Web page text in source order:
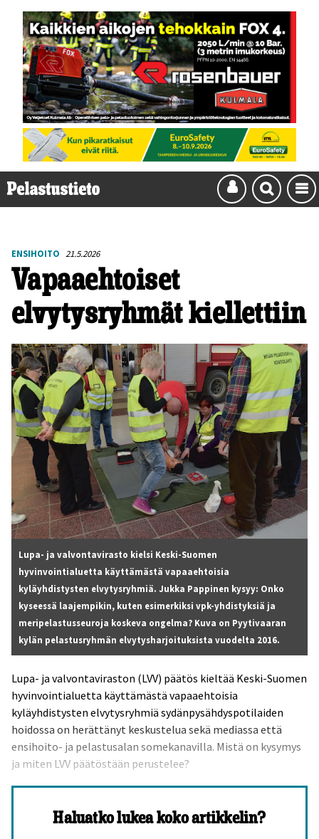
ENSIHOITO 21.5.2026
Vapaaehtoiset
elvytysryhmät kiellettiin
Lupa- ja valvontavirasto kielsi Keski-Suomen
hyvinvointialuetta käyttämästä vapaaehtoisia
kyläyhdistysten elvytysryhmiä. Jukka Pappinen kysyy: Onko
kyseessä laajempikin, kuten esimerkiksi vpk-yhdistyksiä ja
meripelastusseuroja koskeva ongelma? Kuva on Pyytivaaran
kylän pelastusryhmän elvytysharjoituksista vuodelta 2016.
Lupa- ja valvontaviraston (LVV) päätös kieltää Keski-Suomen
hyvinvointialuetta käyttämästä vapaaehtoisia
kyläyhdistysten elvytysryhmiä sydänpysähdyspotilaiden
hoidossa on herättänyt keskustelua sekä mediassa että
ensihoito- ja pelastusalan somekanavilla. Mistä on kysymys
ja miten LVV päätöstään perustelee?
Haluatko lukea koko artikkelin?